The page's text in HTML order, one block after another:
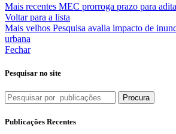
Mais recentes MEC prorroga prazo para
Voltar para a lista
Mais velhos Pesquisa avalia impacto de
urbana
Fechar
Pesquisar no site
Procura
Publicações Recentes